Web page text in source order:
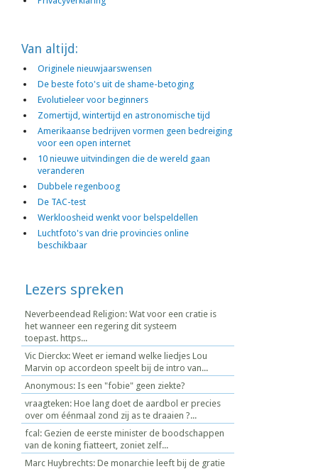
Van altijd:
Originele nieuwjaarswensen
De beste foto's uit de shame-betoging
Evolutieleer voor beginners
Zomertijd, wintertijd en astronomische tijd
Amerikaanse bedrijven vormen geen bedreiging
voor een open internet
10 nieuwe uitvindingen die de wereld gaan
veranderen
Dubbele regenboog
De TAC-test
Werkloosheid wenkt voor belspeldellen
Luchtfoto's van drie provincies online
beschikbaar
Lezers spreken
Neverbeendead Religion: Wat voor een cratie is
het wanneer een regering dit systeem
toepast. https...
Vic Dierckx: Weet er iemand welke liedjes Lou
Marvin op accordeon speelt bij de intro van...
Anonymous: Is een "fobie" geen ziekte?
vraagteken: Hoe lang doet de aardbol er precies
over om éénmaal zond zij as te draaien ?...
fcal: Gezien de eerste minister de boodschappen
van de koning fiatteert, zoniet zelf...
Marc Huybrechts: De monarchie leeft bij de gratie